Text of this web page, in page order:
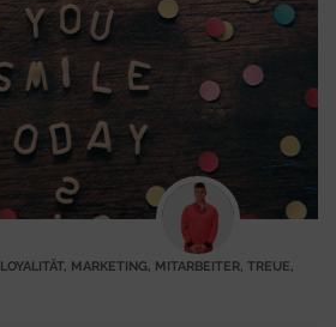
LOYALITÄT, MARKETING, MITARBEITER, TREUE,